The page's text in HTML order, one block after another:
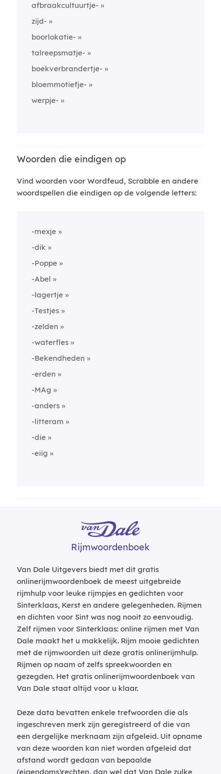
afbraakcultuurtje-
zijd-
boorlokatie-
talreepsmatje-
boekverbrandertje-
bloemmotiefje-
werpje-
Woorden die eindigen op
Vind woorden voor Wordfeud, Scrabble en andere
woordspellen die eindigen op de volgende letters:
-mexje
-dik
-Poppe
-Abel
-lagertje
-Testjes
-zelden
-waterfles
-Bekendheden
-erden
-MAg
-anders
-litteram
-die
-eiig
Rijmwoordenboek
Van Dale Uitgevers biedt met dit gratis
onlinerijmwoordenboek de meest uitgebreide
rijmhulp voor leuke rijmpjes en gedichten voor
Sinterklaas, Kerst en andere gelegenheden. Rijmen
en dichten voor Sint was nog nooit zo eenvoudig.
Zelf rijmen voor Sinterklaas: online rijmen met Van
Dale maakt het u makkelijk. Rijm mooie gedichten
met de rijmwoorden uit deze gratis onlinerijmhulp.
Rijmen op naam of zelfs spreekwoorden en
gezegden. Het gratis onlinerijmwoordenboek van
Van Dale staat altijd voor u klaar.
Deze data bevatten enkele trefwoorden die als
ingeschreven merk zijn geregistreerd of die van
een dergelijke merknaam zijn afgeleid. Uit opname
van deze woorden kan niet worden afgeleid dat
afstand wordt gedaan van bepaalde
(eigendoms)rechten, dan wel dat Van Dale zulke